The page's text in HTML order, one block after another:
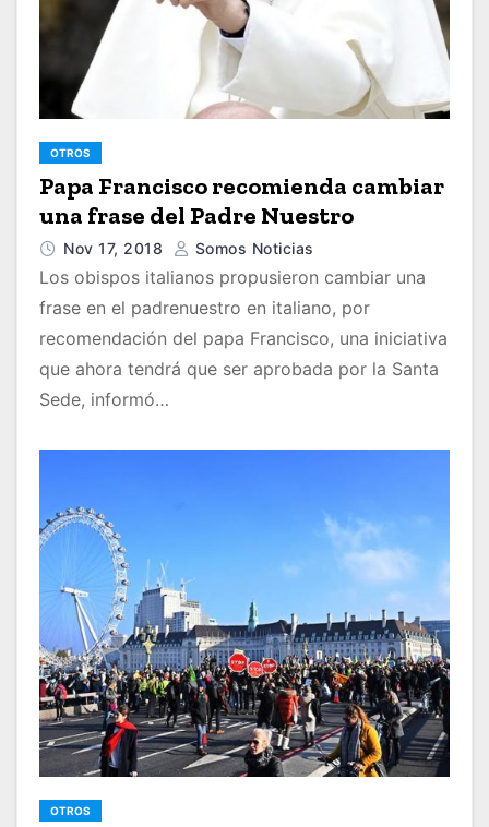
OTROS
Papa Francisco recomienda cambiar
una frase del Padre Nuestro
Nov 17, 2018 Somos Noticias
Los obispos italianos propusieron cambiar una
frase en el padrenuestro en italiano, por
recomendación del papa Francisco, una iniciativa
que ahora tendrá que ser aprobada por la Santa
Sede, informó…
OTROS